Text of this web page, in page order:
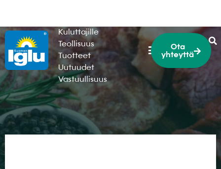
Kuluttajille
Teollisuus
Tuotteet
Uutuudet
Vastuullisuus
Ota
yhteyttä